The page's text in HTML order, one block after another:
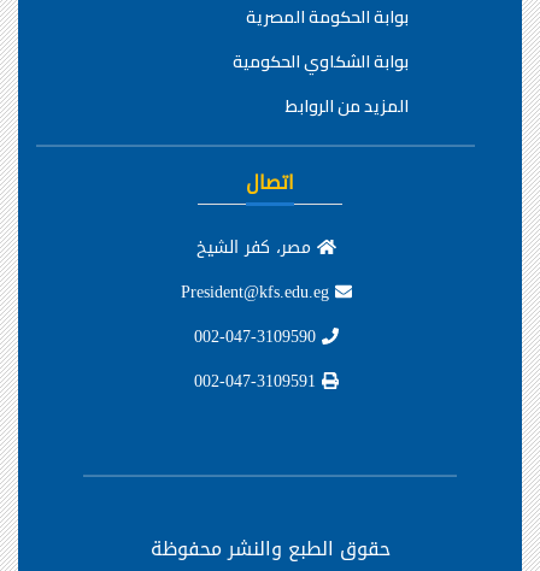
بوابة الحكومة المصرية
بوابة الشكاوي الحكومية
المزيد من الروابط
اتصال
مصر، كفر الشيخ
حقوق الطبع والنشر محفوظة